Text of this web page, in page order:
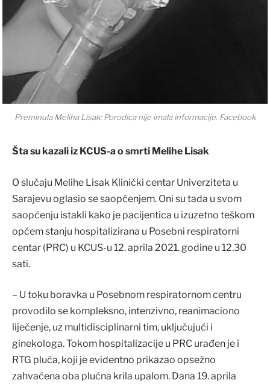
Preminula Meliha Lisak: Porodica nije imala informacije. Facebook
Šta su kazali iz KCUS-a o smrti Melihe Lisak
O slučaju Melihe Lisak Klinički centar Univerziteta u
Sarajevu oglasio se saopćenjem. Oni su tada u svom
saopćenju istakli kako je pacijentica u izuzetno teškom
općem stanju hospitalizirana u Posebni respiratorni
centar (PRC) u KCUS-u 12. aprila 2021. godine u 12.30
sati.
– U toku boravka u Posebnom respiratornom centru
provodilo se kompleksno, intenzivno, reanimaciono
liječenje, uz multidisciplinarni tim, uključujući i
ginekologa. Tokom hospitalizacije u PRC urađen je i
RTG pluća, koji je evidentno prikazao opsežno
zahvaćena oba plućna krila upalom. Dana 19. aprila